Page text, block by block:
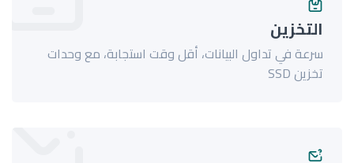
التخزين
سرعة في تداول البيانات، أقل وقت استجابة، مع وحدات
تخزين SSD